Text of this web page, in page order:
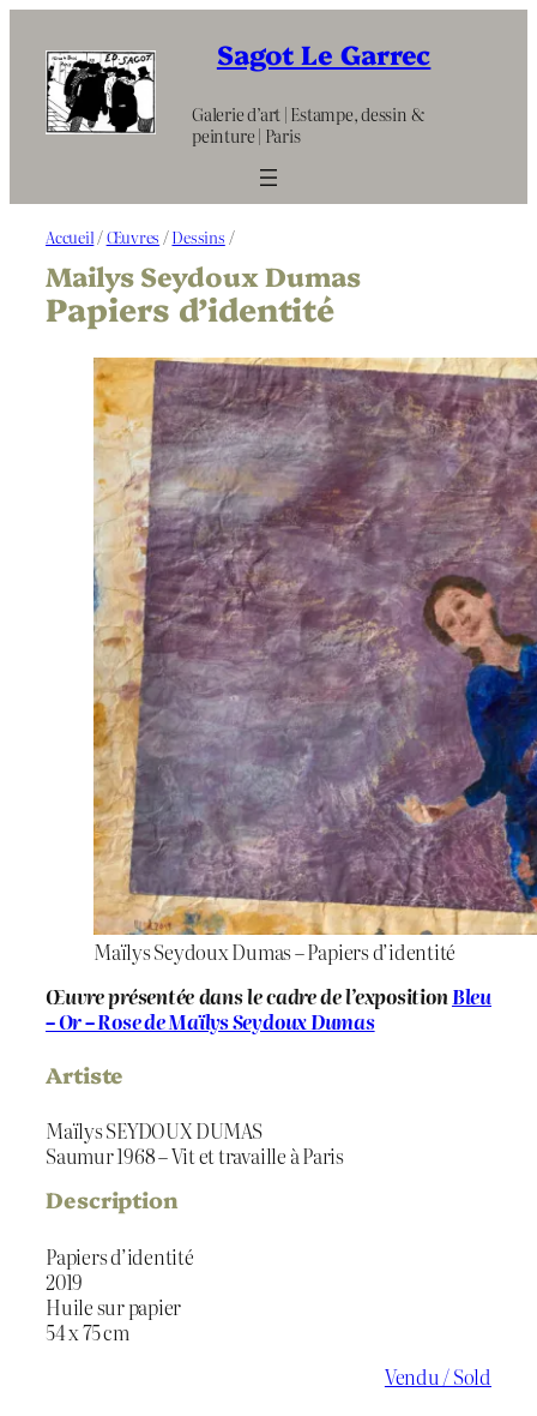
contenu
Sagot Le Garrec
Galerie d’art | Estampe, dessin &
peinture | Paris
Accueil /Œuvres /Dessins /
Mailys Seydoux Dumas
Papiers d’identité
Maïlys Seydoux Dumas – Papiers d’identité
Œuvre présentée dans le cadre de l’expositionBleu
– Or – Rose de Maïlys Seydoux Dumas
Artiste
Maïlys SEYDOUX DUMAS
Saumur 1968 – Vit et travaille à Paris
Description
Papiers d’identité
2019
Huile sur papier
54 x 75 cm
Vendu / Sold